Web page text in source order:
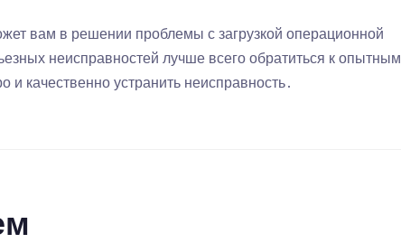
вам в решении проблемы с загрузкой операционной
неисправностей лучше всего обратиться к опытным
и качественно устранить неисправность․